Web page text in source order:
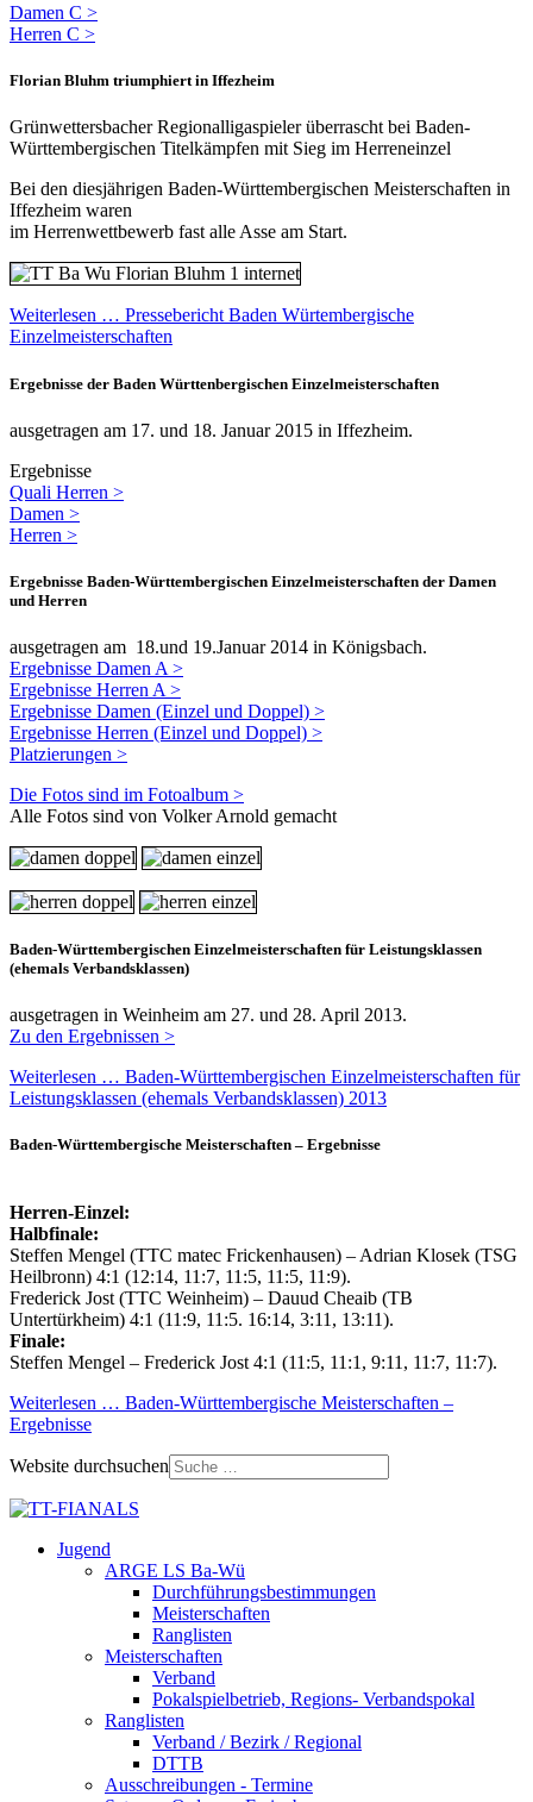
Damen C >
Herren C >
Florian Bluhm triumphiert in Iffezheim
Grünwettersbacher Regionalligaspieler überrascht bei Baden-
Württembergischen Titelkämpfen mit Sieg im Herreneinzel
Bei den diesjährigen Baden-Württembergischen Meisterschaften in
Iffezheim waren
im Herrenwettbewerb fast alle Asse am Start.
Weiterlesen … Pressebericht Baden Würtembergische
Einzelmeisterschaften
Ergebnisse der Baden Württenbergischen Einzelmeisterschaften
ausgetragen am 17. und 18. Januar 2015 in Iffezheim.
Ergebnisse
Quali Herren >
Damen >
Herren >
Ergebnisse Baden-Württembergischen Einzelmeisterschaften der Damen
und Herren
ausgetragen am 18.und 19.Januar 2014 in Königsbach.
Ergebnisse Damen A >
Ergebnisse Herren A >
Ergebnisse Damen (Einzel und Doppel) >
Ergebnisse Herren (Einzel und Doppel) >
Platzierungen >
Die Fotos sind im Fotoalbum >
Alle Fotos sind von Volker Arnold gemacht
Baden-Württembergischen Einzelmeisterschaften für Leistungsklassen
(ehemals Verbandsklassen)
ausgetragen in Weinheim am 27. und 28. April 2013.
Zu den Ergebnissen >
Weiterlesen … Baden-Württembergischen Einzelmeisterschaften für
Leistungsklassen (ehemals Verbandsklassen) 2013
Baden-Württembergische Meisterschaften – Ergebnisse
Herren-Einzel:
Halbfinale:
Steffen Mengel (TTC matec Frickenhausen) – Adrian Klosek (TSG
Heilbronn) 4:1 (12:14, 11:7, 11:5, 11:5, 11:9).
Frederick Jost (TTC Weinheim) – Dauud Cheaib (TB
Untertürkheim) 4:1 (11:9, 11:5. 16:14, 3:11, 13:11).
Finale:
Steffen Mengel – Frederick Jost 4:1 (11:5, 11:1, 9:11, 11:7, 11:7).
Weiterlesen … Baden-Württembergische Meisterschaften –
Ergebnisse
Website durchsuchen
Jugend
ARGE LS Ba-Wü
Durchführungsbestimmungen
Meisterschaften
Ranglisten
Meisterschaften
Verband
Pokalspielbetrieb, Regions- Verbandspokal
Ranglisten
Verband / Bezirk / Regional
DTTB
Ausschreibungen - Termine